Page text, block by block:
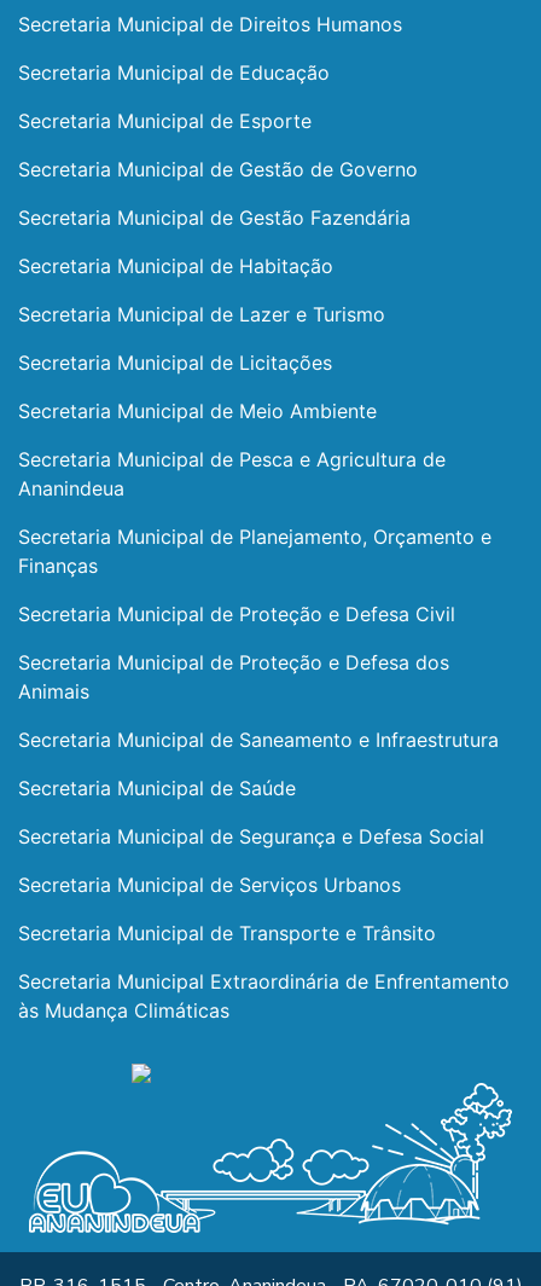
Secretaria Municipal de Direitos Humanos
Secretaria Municipal de Educação
Secretaria Municipal de Esporte
Secretaria Municipal de Gestão de Governo
Secretaria Municipal de Gestão Fazendária
Secretaria Municipal de Habitação
Secretaria Municipal de Lazer e Turismo
Secretaria Municipal de Licitações
Secretaria Municipal de Meio Ambiente
Secretaria Municipal de Pesca e Agricultura de
Ananindeua
Secretaria Municipal de Planejamento, Orçamento e
Finanças
Secretaria Municipal de Proteção e Defesa Civil
Secretaria Municipal de Proteção e Defesa dos
Animais
Secretaria Municipal de Saneamento e Infraestrutura
Secretaria Municipal de Saúde
Secretaria Municipal de Segurança e Defesa Social
Secretaria Municipal de Serviços Urbanos
Secretaria Municipal de Transporte e Trânsito
Secretaria Municipal Extraordinária de Enfrentamento
às Mudança Climáticas